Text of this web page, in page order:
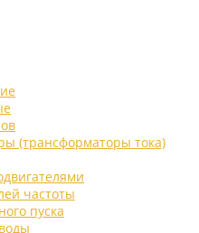
(трансформаторы тока)
частоты
пуска